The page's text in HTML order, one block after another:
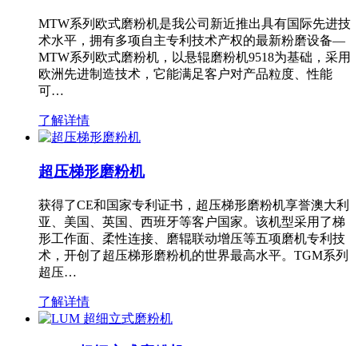
MTW系列欧式磨粉机是我公司新近推出具有国际先进技
术水平，拥有多项自主专利技术产权的最新粉磨设备—
MTW系列欧式磨粉机，以悬辊磨粉机9518为基础，采用
欧洲先进制造技术，它能满足客户对产品粒度、性能
可…
了解详情
超压梯形磨粉机
获得了CE和国家专利证书，超压梯形磨粉机享誉澳大利
亚、美国、英国、西班牙等客户国家。该机型采用了梯
形工作面、柔性连接、磨辊联动增压等五项磨机专利技
术，开创了超压梯形磨粉机的世界最高水平。TGM系列
超压…
了解详情